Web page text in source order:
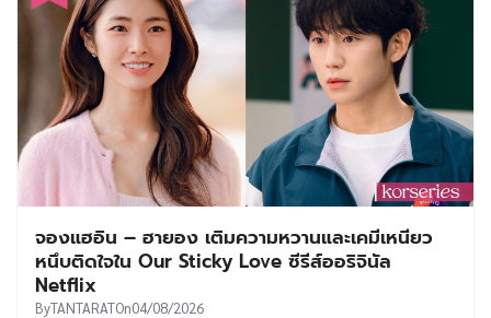
จองแฮอิน – ฮายอง เติมความหวานและเคมีเหนียว
หนึบติดใจใน Our Sticky Love ซีรีส์ออริจินัล
Netflix
ByTANTARATOn04/08/2026